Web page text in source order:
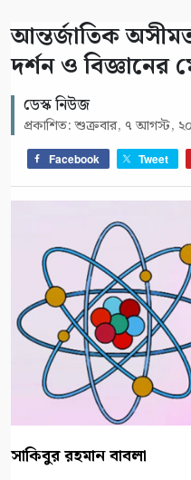
আন্তর্জাতিক
দর্শন ও বিজ্ঞানের
ডেস্ক নিউজ
প্রকাশিত: শুক্রবার, ৭ আগস্ট,
Facebook Tweet
সাকিবুর রহমান বাবলা